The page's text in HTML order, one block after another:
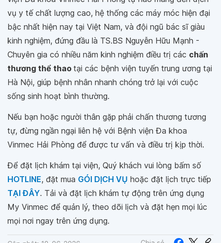
vụ y tế chất lượng cao, hệ thống các máy móc hiện đại
bậc nhất hiện nay tại Việt Nam, và đội ngũ bác sĩ giàu
kinh nghiệm, đứng đầu là TS.BS Nguyễn Hữu Mạnh -
Chuyên gia có nhiều năm kinh nghiệm điều trị các chấn
thương thể thao tại các bệnh viện tuyến trung ương tại
Hà Nội, giúp bệnh nhân nhanh chóng trở lại với cuộc
sống sinh hoạt bình thường.
Nếu bạn hoặc người thân gặp phải chấn thương tương
tự, đừng ngần ngại liên hệ với Bệnh viện Đa khoa
Vinmec Hải Phòng để được tư vấn và điều trị kịp thời.
Để đặt lịch khám tại viện, Quý khách vui lòng bấm số
HOTLINE, đặt mua GÓI DỊCH VỤ hoặc đặt lịch trực tiếp
TẠI ĐÂY. Tải và đặt lịch khám tự động trên ứng dụng
My Vinmec để quản lý, theo dõi lịch và đặt hẹn mọi lúc
mọi nơi ngay trên ứng dụng.